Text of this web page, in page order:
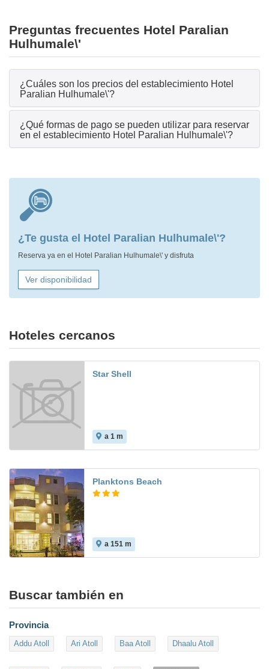
Preguntas frecuentes Hotel Paralian
Hulhumale\'
¿Cuáles son los precios del establecimiento Hotel
Paralian Hulhumale\'?
¿Qué formas de pago se pueden utilizar para reservar
en el establecimiento Hotel Paralian Hulhumale\'?
¿Te gusta el Hotel Paralian Hulhumale\'?
Reserva ya en el Hotel Paralian Hulhumale\' y disfruta
Ver disponibilidad
Hoteles cercanos
Star Shell
a 1 m
Planktons Beach
a 151 m
Buscar también en
Provincia
Addu Atoll Ari Atoll Baa Atoll Dhaalu Atoll